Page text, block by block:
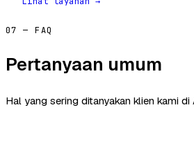
07 — FAQ
Pertanyaan umum
Hal yang sering ditanyakan klien kami di